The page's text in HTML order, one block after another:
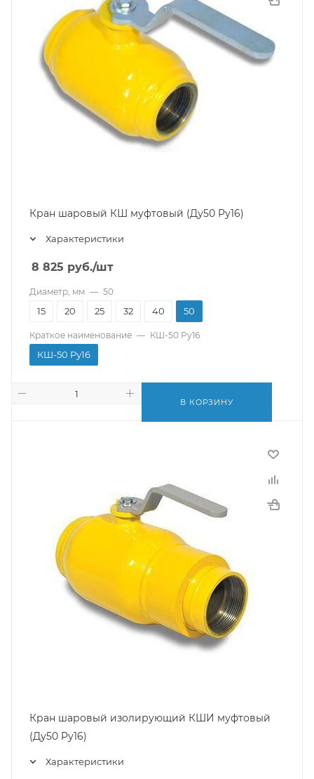
Кран шаровый КШ муфтовый (Ду50 Pу16)
Характеристики
8 825 руб./шт
Диаметр, мм — 50
15 20 25 32 40 50
Краткое наименование — КШ-50 Pу16
КШ-50 Pу16
В КОРЗИНУ
Кран шаровый изолирующий КШИ муфтовый
(Ду50 Pу16)
Характеристики